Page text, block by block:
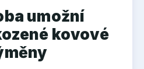
umožní
kovové